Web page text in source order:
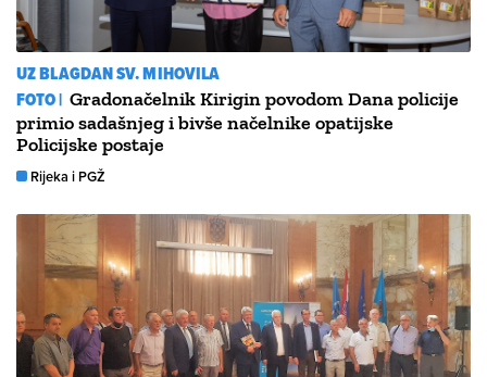
UZ BLAGDAN SV. MIHOVILA
FOTO | Gradonačelnik Kirigin povodom Dana policije
primio sadašnjeg i bivše načelnike opatijske
Policijske postaje
Rijeka i PGŽ